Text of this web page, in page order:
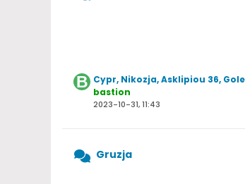
Cypr, Nikozja, Asklipiou 36,
bastion
2023-10-31, 11:43
Gruzja